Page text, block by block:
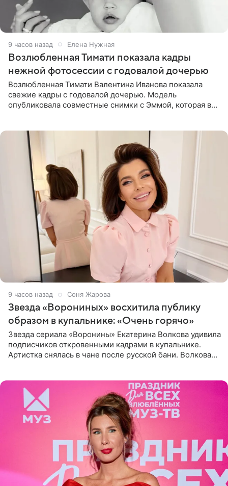
9 часов назад Елена Нужная
Возлюбленная Тимати показала кадры
нежной фотосессии с годовалой дочерью
Возлюбленная Тимати Валентина Иванова показала
свежие кадры с годовалой дочерью. Модель
опубликовала совместные снимки с Эммой, которая в
9 часов назад Соня Жарова
Звезда «Ворониных» восхитила публику
образом в купальнике: «Очень горячо»
Звезда сериала «Воронины» Екатерина Волкова удивила
подписчиков откровенными кадрами в купальнике.
Артистка снялась в чане после русской бани. Волкова